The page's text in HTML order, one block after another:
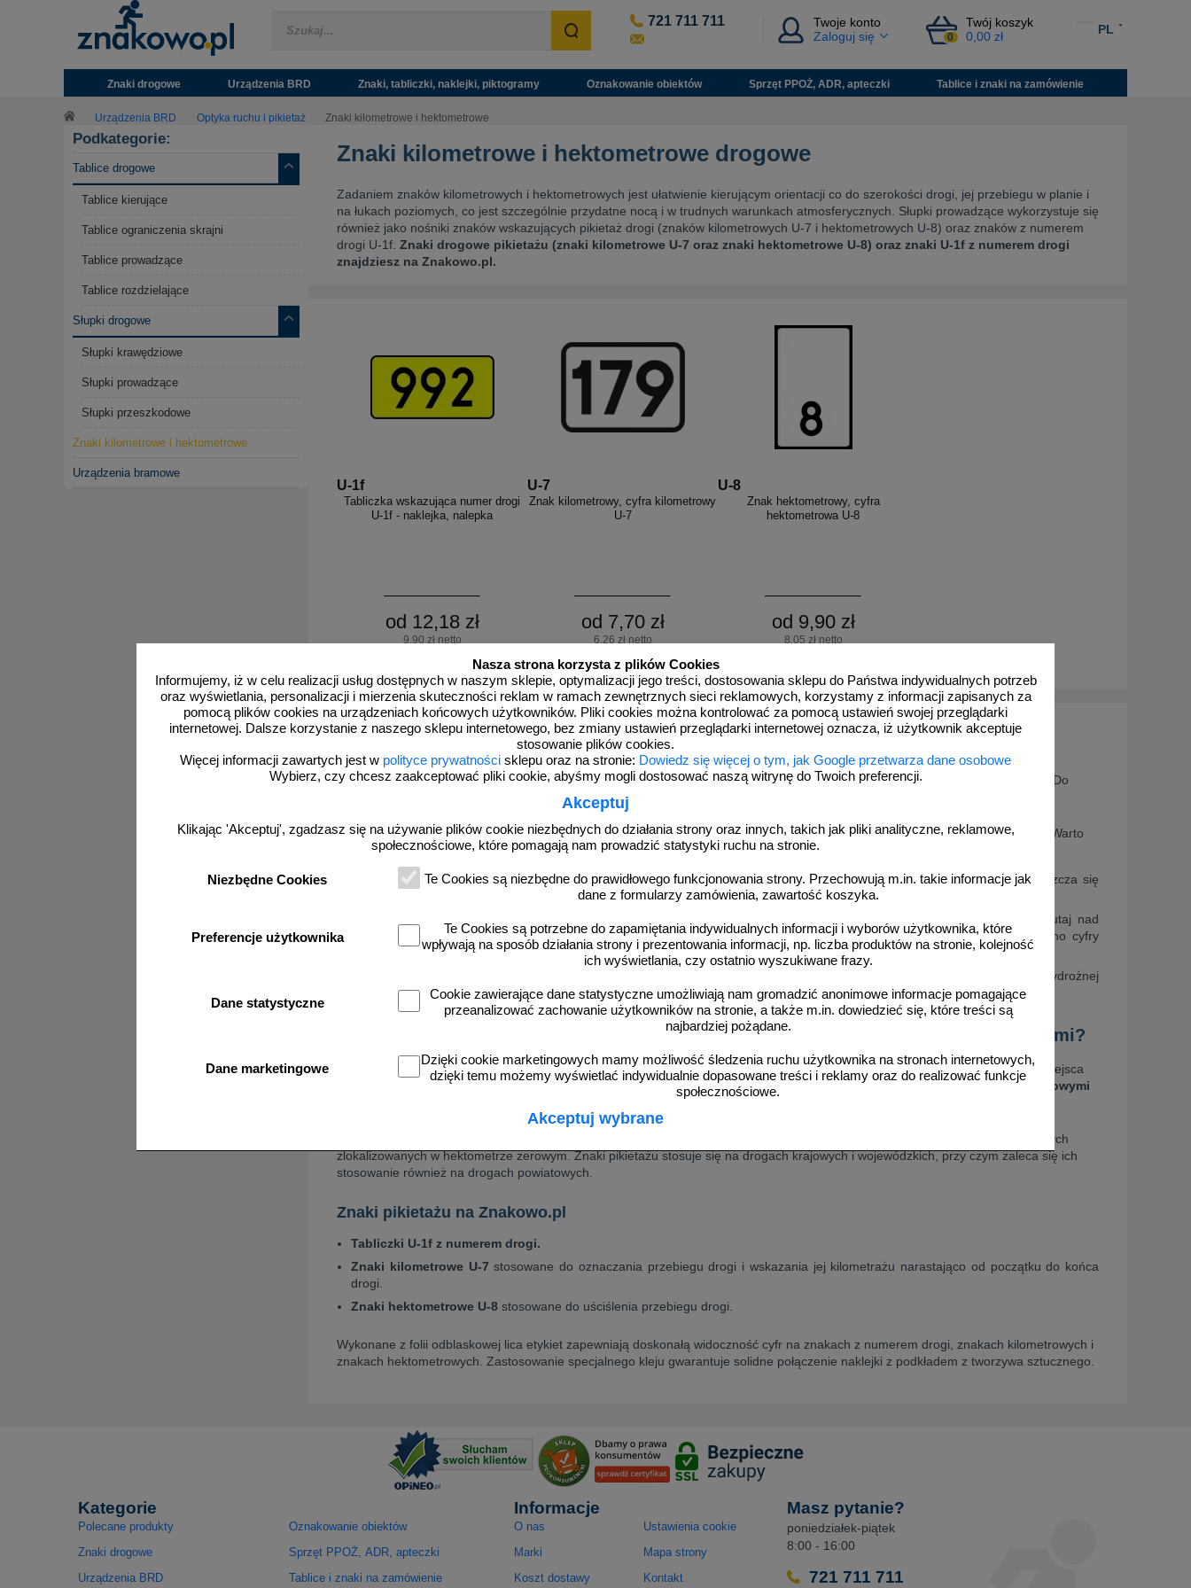
Nasza strona korzysta z plików Cookies
Informujemy, iż w celu realizacji usług dostępnych w naszym sklepie, optymalizacji jego treści, dostosowania sklepu do Państwa indywidualnych potrzeb
oraz wyświetlania, personalizacji i mierzenia skuteczności reklam w ramach zewnętrznych sieci reklamowych, korzystamy z informacji zapisanych za
pomocą plików cookies na urządzeniach końcowych użytkowników. Pliki cookies można kontrolować za pomocą ustawień swojej przeglądarki
internetowej. Dalsze korzystanie z naszego sklepu internetowego, bez zmiany ustawień przeglądarki internetowej oznacza, iż użytkownik akceptuje
stosowanie plików cookies.
Więcej informacji zawartych jest w polityce prywatności sklepu oraz na stronie: Dowiedz się więcej o tym, jak Google przetwarza dane osobowe
Wybierz, czy chcesz zaakceptować pliki cookie, abyśmy mogli dostosować naszą witrynę do Twoich preferencji.
Akceptuj
Klikając 'Akceptuj', zgadzasz się na używanie plików cookie niezbędnych do działania strony oraz innych, takich jak pliki analityczne, reklamowe,
społecznościowe, które pomagają nam prowadzić statystyki ruchu na stronie.
Niezbędne Cookies
Te Cookies są niezbędne do prawidłowego funkcjonowania strony. Przechowują m.in. takie informacje jak
dane z formularzy zamówienia, zawartość koszyka.
Preferencje użytkownika
Te Cookies są potrzebne do zapamiętania indywidualnych informacji i wyborów użytkownika, które
wpływają na sposób działania strony i prezentowania informacji, np. liczba produktów na stronie, kolejność
ich wyświetlania, czy ostatnio wyszukiwane frazy.
Dane statystyczne
Cookie zawierające dane statystyczne umożliwiają nam gromadzić anonimowe informacje pomagające
przeanalizować zachowanie użytkowników na stronie, a także m.in. dowiedzieć się, które treści są
najbardziej pożądane.
Dane marketingowe
Dzięki cookie marketingowych mamy możliwość śledzenia ruchu użytkownika na stronach internetowych,
dzięki temu możemy wyświetlać indywidualnie dopasowane treści i reklamy oraz do realizować funkcje
społecznościowe.
Akceptuj wybrane
721 711 711
Twoje konto
Zaloguj się
Twój koszyk
0 0,00 zł
PL
Znaki drogowe Urządzenia BRD Znaki, tabliczki, naklejki, piktogramy Oznakowanie obiektów Sprzęt PPOŻ, ADR, apteczki Tablice i znaki na zamówienie
Urządzenia BRD Optyka ruchu i pikietaż Znaki kilometrowe i hektometrowe
Podkategorie:
Tablice drogowe
Tablice kierujące
Tablice ograniczenia skrajni
Tablice prowadzące
Tablice rozdzielające
Słupki drogowe
Słupki krawędziowe
Słupki prowadzące
Słupki przeszkodowe
Znaki kilometrowe i hektometrowe
Urządzenia bramowe
Znaki kilometrowe i hektometrowe drogowe
Zadaniem znaków kilometrowych i hektometrowych jest ułatwienie kierującym orientacji co do szerokości drogi, jej przebiegu w planie i
na łukach poziomych, co jest szczególnie przydatne nocą i w trudnych warunkach atmosferycznych. Słupki prowadzące wykorzystuje się
również jako nośniki znaków wskazujących pikietaż drogi (znaków kilometrowych U-7 i hektometrowych U-8) oraz znaków z numerem
drogi U-1f. Znaki drogowe pikietażu (znaki kilometrowe U-7 oraz znaki hektometrowe U-8) oraz znaki U-1f z numerem drogi
znajdziesz na Znakowo.pl.
U-1f
Tabliczka wskazująca numer drogi
U-1f - naklejka, nalepka
od 12,18 zł
9,90 zł netto
U-7
Znak kilometrowy, cyfra kilometrowy
U-7
od 7,70 zł
6,26 zł netto
do koszyka
U-8
Znak hektometrowy, cyfra
hektometrowa U-8
od 9,90 zł
8,05 zł netto
Zastosowania znaków kilometrowych i hektometrowych
Znaki z numerem drogi oraz znaki pikietażu przekazują informacje, które ułatwiają kierowcom orientację w terenie. Mogłoby się
wydawać, że w czasach, kiedy niemal wszyscy mają w telefonie GPS i nawigację, znaki kilometrowe i hektometrowe są zbędne. Do
Dzięki nim łatwo określić swoją lokalizację na drodze, co może być bardzo ważne, np. wzywając służby ratunkowe do wypadku. Warto
również wiedzieć, jak umieszczać znaki kilometrowe, hektometrowe i tabliczki z numerem drogi na słupkach prowadzących.
W przypadku słupków U-1a na samej górze, nad elementem odblaskowym, mocuje się znak U-1f. Pod odblaskiem umieszcza się
znak U-7 (liczba jedno-, dwu- lub trzycyfrowa o wysokości cyfr 42 mm), a pod nim – znak U-8 (z cyfrą o wysokości 102 mm).
Nieco inaczej wygląda oznakowanie pikietażu drogi na słupkach U-1b. Znaki kilometrowe i hektometrowe znajdują się tutaj nad
odblaskiem. Na samej górze umieszcza się znak wskazujący kilometr, a pod nim – znak wskazujący hektometr. Zarówno cyfry
kilometrowe, jak i hektometrowe mają wysokość 42 mm.
Jeśli na danym odcinku drogi nie można stosować słupków, zaleca się montaż znaków U-7 i U-8 na elementach przydrożnej
infrastruktury, np. na słupach oświetleniowych.
Gdzie i jak stosuje się słupki prowadzące ze znakami kilometrowymi i hektometrowymi?
Umieszczane przy drogach słupki prowadzące należą do urządzeń BRD z zakresu optyki ruchu. Pikietaż to inaczej określenie miejsca
na drodze poprzez podanie odległości od jej początku.
W Polsce słupki prowadzące ze znakami kilometrowymi i hektometrowymi
Zgodnie z przepisami znak U-1f z numerem drogi umieszcza się na drogach krajowych i wojewódzkich, na słupkach prowadzących
zlokalizowanych w hektometrze zerowym. Znaki pikietażu stosuje się na drogach krajowych i wojewódzkich, przy czym zaleca się ich
stosowanie również na drogach powiatowych.
Znaki pikietażu na Znakowo.pl
Tabliczki U-1f z numerem drogi.
Znaki kilometrowe U-7 stosowane do oznaczania przebiegu drogi i wskazania jej kilometrażu narastająco od początku do końca
drogi.
Znaki hektometrowe U-8 stosowane do uściślenia przebiegu drogi.
Wykonane z folii odblaskowej lica etykiet zapewniają doskonałą widoczność cyfr na znakach z numerem drogi, znakach kilometrowych i
znakach hektometrowych. Zastosowanie specjalnego kleju gwarantuje solidne połączenie naklejki z podkładem z tworzywa sztucznego.
Kategorie
Polecane produkty
Znaki drogowe
Urządzenia BRD
Oznakowanie obiektów
Sprzęt PPOŻ, ADR, apteczki
Tablice i znaki na zamówienie
Informacje
O nas
Marki
Koszt dostawy
Ustawienia cookie
Mapa strony
Kontakt
Masz pytanie?
poniedziałek-piątek
8:00 - 16:00
721 711 711